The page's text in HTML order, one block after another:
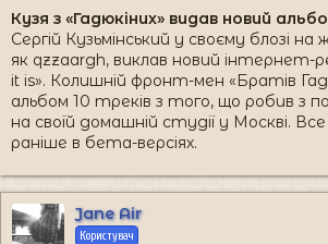
Кузя з «Гадюкіних» видав новий
Сергій Кузьмінський у своєму блозі на
як qzzaargh, виклав новий інтернет-
it is». Колишній фронт-мен «Братів
альбом 10 треків з того, що робив з
на своїй домашній студії у Москві.
раніше в бета-версіях.
Jane Air
Користувач